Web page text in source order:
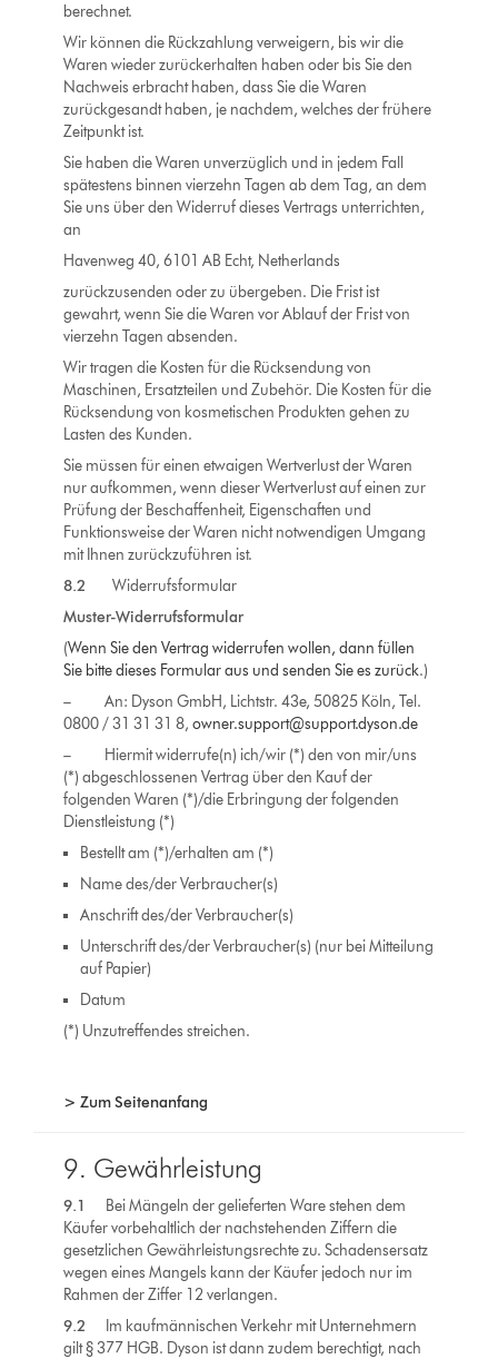
berechnet.
Wir können die Rückzahlung verweigern, bis wir die
Waren wieder zurückerhalten haben oder bis Sie den
Nachweis erbracht haben, dass Sie die Waren
zurückgesandt haben, je nachdem, welches der frühere
Zeitpunkt ist.
Sie haben die Waren unverzüglich und in jedem Fall
spätestens binnen vierzehn Tagen ab dem Tag, an dem
Sie uns über den Widerruf dieses Vertrags unterrichten,
an
Havenweg 40, 6101 AB Echt, Netherlands
zurückzusenden oder zu übergeben. Die Frist ist
gewahrt, wenn Sie die Waren vor Ablauf der Frist von
vierzehn Tagen absenden.
Wir tragen die Kosten für die Rücksendung von
Maschinen, Ersatzteilen und Zubehör. Die Kosten für die
Rücksendung von kosmetischen Produkten gehen zu
Lasten des Kunden.
Sie müssen für einen etwaigen Wertverlust der Waren
nur aufkommen, wenn dieser Wertverlust auf einen zur
Prüfung der Beschaffenheit, Eigenschaften und
Funktionsweise der Waren nicht notwendigen Umgang
mit Ihnen zurückzuführen ist.
8.2
Widerrufsformular
Muster-Widerrufsformular
(Wenn Sie den Vertrag widerrufen wollen, dann füllen
Sie bitte dieses Formular aus und senden Sie es zurück.)
– An: Dyson GmbH, Lichtstr. 43e, 50825 Köln, Tel.
0800 / 31 31 31 8, owner.support@support.dyson.de
– Hiermit widerrufe(n) ich/wir (*) den von mir/uns
(*) abgeschlossenen Vertrag über den Kauf der
folgenden Waren (*)/die Erbringung der folgenden
Dienstleistung (*)
Bestellt am (*)/erhalten am (*)
Name des/der Verbraucher(s)
Anschrift des/der Verbraucher(s)
Unterschrift des/der Verbraucher(s) (nur bei Mitteilung
auf Papier)
Datum
(*) Unzutreffendes streichen.
> Zum Seitenanfang
9. Gewährleistung
9.1
Bei Mängeln der gelieferten Ware stehen dem
Käufer vorbehaltlich der nachstehenden Ziffern die
gesetzlichen Gewährleistungsrechte zu. Schadensersatz
wegen eines Mangels kann der Käufer jedoch nur im
Rahmen der Ziffer 12 verlangen.
9.2
Im kaufmännischen Verkehr mit Unternehmern
gilt § 377 HGB. Dyson ist dann zudem berechtigt, nach